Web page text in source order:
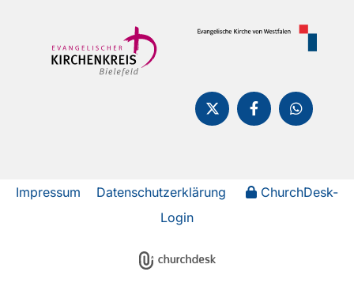
Impressum Datenschutzerklärung
ChurchDesk-
Login